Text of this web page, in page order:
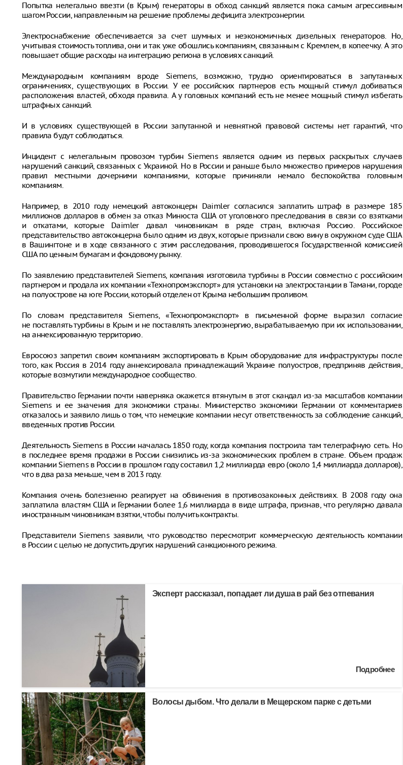
Попытка нелегально ввезти (в Крым) генераторы в обход санкций является пока самым агрессивным
шагом России, направленным на решение проблемы дефицита электроэнергии.
Электроснабжение обеспечивается за счет шумных и неэкономичных дизельных генераторов. Но,
учитывая стоимость топлива, они и так уже обошлись компаниям, связанным с Кремлем, в копеечку. А это
повышает общие расходы на интеграцию региона в условиях санкций.
Международным компаниям вроде Siemens, возможно, трудно ориентироваться в запутанных
ограничениях, существующих в России. У ее российских партнеров есть мощный стимул добиваться
расположения властей, обходя правила. А у головных компаний есть не менее мощный стимул избегать
штрафных санкций.
И в условиях существующей в России запутанной и невнятной правовой системы нет гарантий, что
правила будут соблюдаться.
Инцидент с нелегальным провозом турбин Siemens является одним из первых раскрытых случаев
нарушений санкций, связанных с Украиной. Но в России и раньше было множество примеров нарушения
правил местными дочерними компаниями, которые причиняли немало беспокойства головным
компаниям.
Например, в 2010 году немецкий автоконцерн Daimler согласился заплатить штраф в размере 185
миллионов долларов в обмен за отказ Минюста США от уголовного преследования в связи со взятками
и откатами, которые Daimler давал чиновникам в ряде стран, включая Россию. Российское
представительство автоконцерна было одним из двух, которые признали свою вину в окружном суде США
в Вашингтоне и в ходе связанного с этим расследования, проводившегося Государственной комиссией
США по ценным бумагам и фондовому рынку.
По заявлению представителей Siemens, компания изготовила турбины в России совместно с российским
партнером и продала их компании «Технопромэкспорт» для установки на электростанции в Тамани, городе
на полуострове на юге России, который отделен от Крыма небольшим проливом.
По словам представителя Siemens, «Технопромэкспорт» в письменной форме выразил согласие
не поставлять турбины в Крым и не поставлять электроэнергию, вырабатываемую при их использовании,
на аннексированную территорию.
Евросоюз запретил своим компаниям экспортировать в Крым оборудование для инфраструктуры после
того, как Россия в 2014 году аннексировала принадлежащий Украине полуостров, предприняв действия,
которые возмутили международное сообщество.
Правительство Германии почти наверняка окажется втянутым в этот скандал из-за масштабов компании
Siemens и ее значения для экономики страны. Министерство экономики Германии от комментариев
отказалось и заявило лишь о том, что немецкие компании несут ответственность за соблюдение санкций,
введенных против России.
Деятельность Siemens в России началась 1850 году, когда компания построила там телеграфную сеть. Но
в последнее время продажи в России снизились из-за экономических проблем в стране. Объем продаж
компании Siemens в России в прошлом году составил 1,2 миллиарда евро (около 1,4 миллиарда долларов),
что в два раза меньше, чем в 2013 году.
Компания очень болезненно реагирует на обвинения в противозаконных действиях. В 2008 году она
заплатила властям США и Германии более 1,6 миллиарда в виде штрафа, признав, что регулярно давала
иностранным чиновникам взятки, чтобы получить контракты.
Представители Siemens заявили, что руководство пересмотрит коммерческую деятельность компании
в России с целью не допустить других нарушений санкционного режима.
Эксперт рассказал, попадает ли душа в рай без отпевания
Подробнее
Волосы дыбом. Что делали в Мещерском парке с детьми